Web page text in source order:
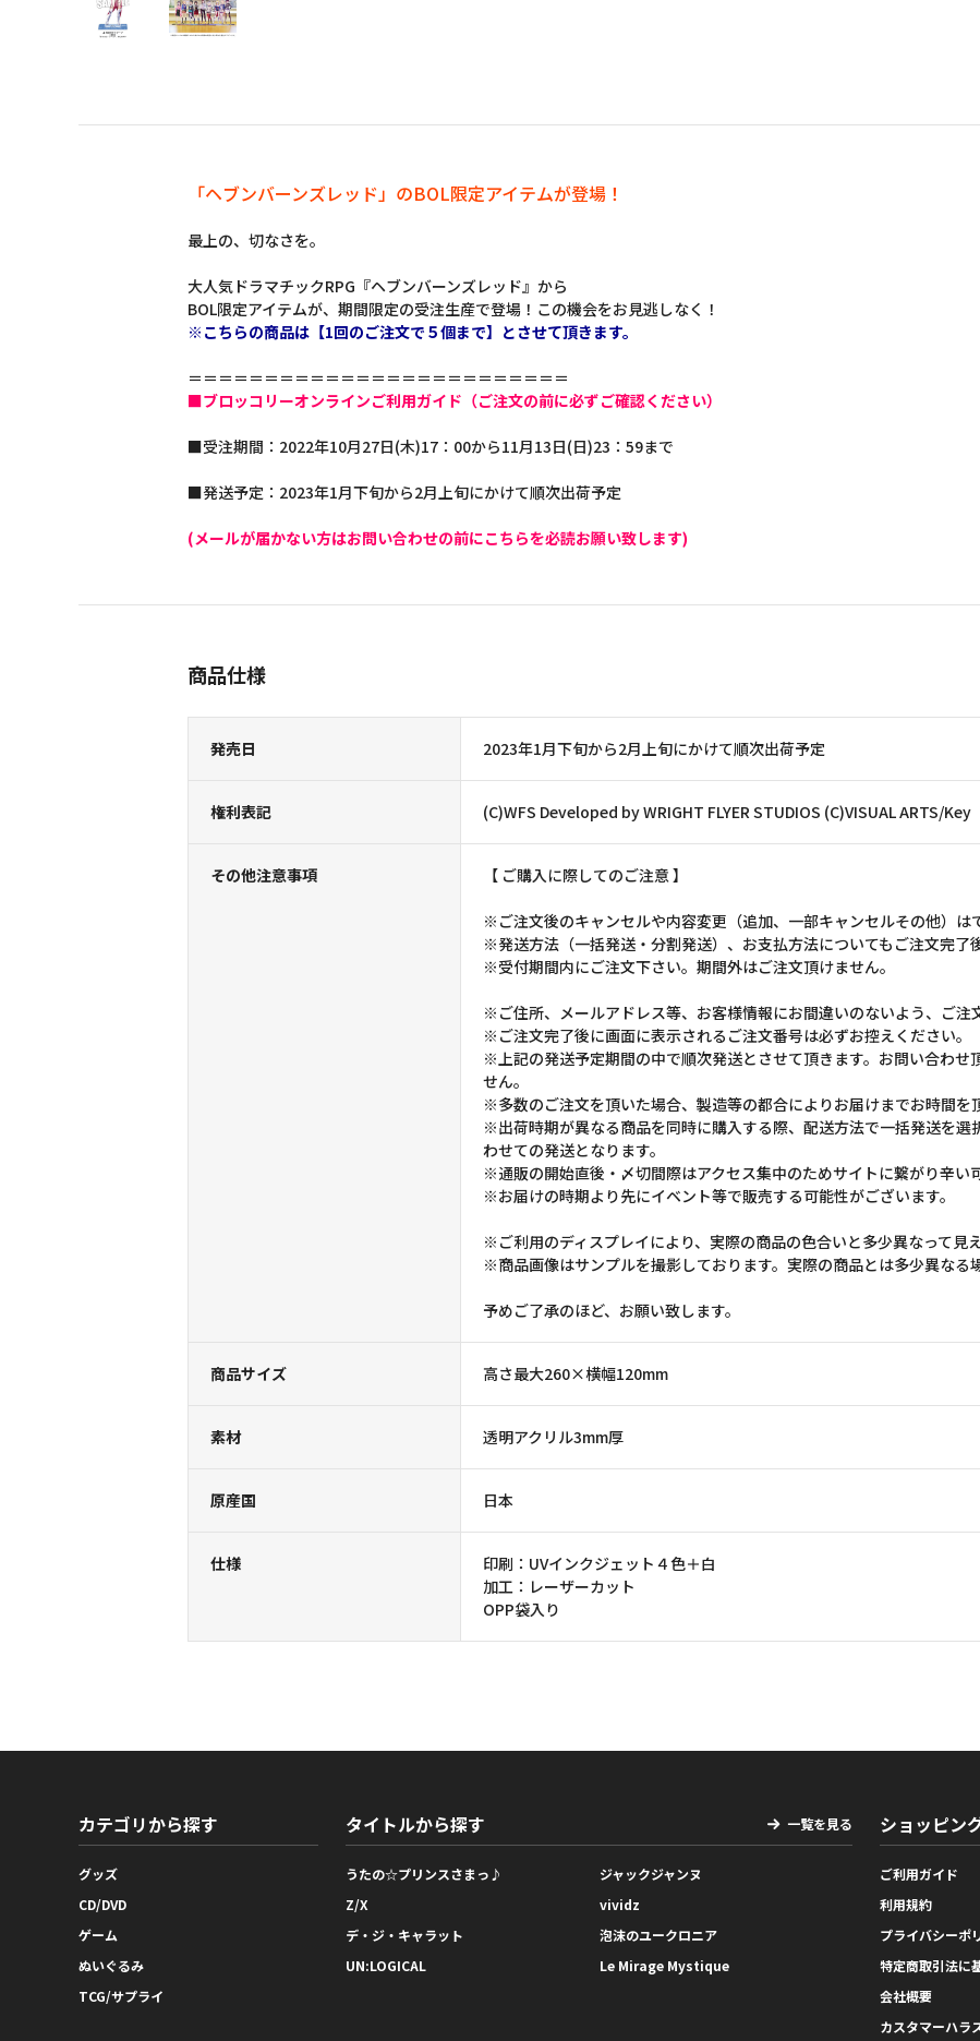
「ヘブンバーンズレッド」のBOL限定アイテムが登場！
最上の、切なさを。
大人気ドラマチックRPG『ヘブンバーンズレッド』から
BOL限定アイテムが、期間限定の受注生産で登場！この機会をお見逃しなく！
※こちらの商品は【1回のご注文で５個まで】とさせて頂きます。
＝＝＝＝＝＝＝＝＝＝＝＝＝＝＝＝＝＝＝＝＝＝＝＝＝
■ブロッコリーオンラインご利用ガイド（ご注文の前に必ずご確認ください）
■受注期間：2022年10月27日(木)17：00から11月13日(日)23：59まで
■発送予定：2023年1月下旬から2月上旬にかけて順次出荷予定
(メールが届かない方はお問い合わせの前にこちらを必読お願い致します)
商品仕様
発売日 2023年1月下旬から2月上旬にかけて順次出荷予定
権利表記 (C)WFS Developed by WRIGHT FLYER STUDIOS (C)VISUAL ARTS/Key
その他注意事項 【 ご購入に際してのご注意 】
※ご注文後のキャンセルや内容変更（追加、一部キャンセルその他）は
※発送方法（一括発送・分割発送）、お支払方法についてもご注文完了
※受付期間内にご注文下さい。期間外はご注文頂けません。
※ご住所、メールアドレス等、お客様情報にお間違いのないよう、ご注
※ご注文完了後に画面に表示されるご注文番号は必ずお控えください。
※上記の発送予定期間の中で順次発送とさせて頂きます。お問い合わせ
せん。
※多数のご注文を頂いた場合、製造等の都合によりお届けまでお時間を
※出荷時期が異なる商品を同時に購入する際、配送方法で一括発送を選
わせての発送となります。
※通販の開始直後・〆切間際はアクセス集中のためサイトに繋がり辛い
※お届けの時期より先にイベント等で販売する可能性がございます。
※ご利用のディスプレイにより、実際の商品の色合いと多少異なって見
※商品画像はサンプルを撮影しております。実際の商品とは多少異なる
予めご了承のほど、お願い致します。
商品サイズ 高さ最大260×横幅120mm
素材 透明アクリル3mm厚
原産国 日本
仕様
印刷：UVインクジェット４色＋白
加工：レーザーカット
OPP袋入り
カテゴリから探す
グッズ
CD/DVD
ゲーム
ぬいぐるみ
TCG/サプライ
タイトルから探す 一覧を見る
うたの☆プリンスさまっ♪
ジャックジャンヌ
Z/X
vividz
デ・ジ・キャラット
泡沫のユークロニア
UN:LOGICAL
Le Mirage Mystique
ショッピン
ご利用ガイド
利用規約
プライバシーポ
特定商取引法に
会社概要
カスタマーハラ